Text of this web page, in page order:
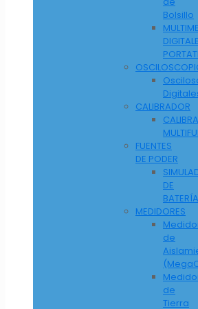
Bolsillo
CALIBRADOR
FUENTES
DE PODER
DE
MEDIDORES
de
de
Tierra